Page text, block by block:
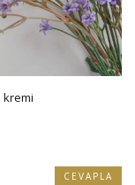
kremi
CEVAPLA